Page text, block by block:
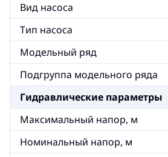
Вид насоса
Тип насоса
Модельный ряд
Подгруппа модельного ряда
Гидравлические параметры
Максимальный напор, м
Номинальный напор, м